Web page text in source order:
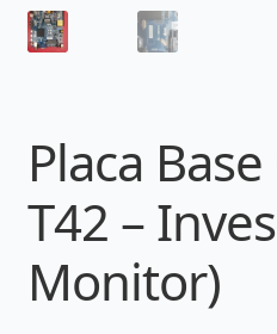
Placa
T42 –
Monitor)